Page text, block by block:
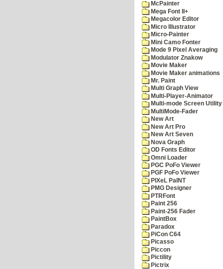
McPainter
Mega Font II+
Megacolor Editor
Micro Illustrator
Micro-Painter
Mini Camo Fonter
Mode 9 Pixel Averaging
Modulator Znakow
Movie Maker
Movie Maker animations
Mr. Paint
Multi Graph View
Multi-Player-Animator
Multi-mode Screen Utility
MultiMode-Fader
New Art
New Art Pro
New Art Seven
Nova Graph
OD Fonts Editor
Omni Loader
PGC PoFo Viewer
PGF PoFo Viewer
PIXeL PaINT
PMG Designer
PTRFont
Paint 256
Paint-256 Fader
PaintBox
Paradox
PiCon C64
Picasso
Piccon
Pictility
Pictrix